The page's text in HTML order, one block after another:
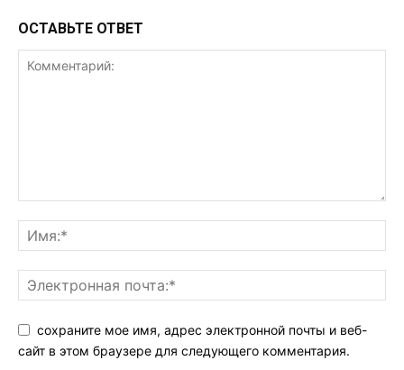
ОСТАВЬТЕ ОТВЕТ
сохраните мое имя, адрес электронной почты и веб-
сайт в этом браузере для следующего комментария.